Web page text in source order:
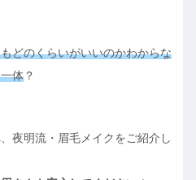
もどのくらいがいいのかわからな
体 ？
夜明流・眉毛メイクをご紹介し